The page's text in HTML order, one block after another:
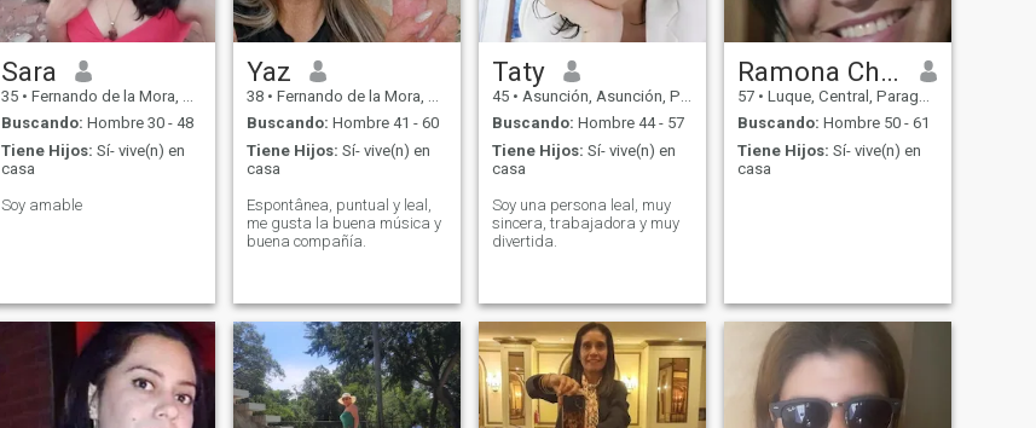
Sara
35 • Fernando de la Mora, Central, Paraguay
Buscando: Hombre 30 - 48
Tiene Hijos: Sí- vive(n) en
casa
Soy amable
Yaz
38 • Fernando de la Mora, Central, Paraguay
Buscando: Hombre 41 - 60
Tiene Hijos: Sí- vive(n) en
casa
Espontânea, puntual y leal,
me gusta la buena música y
buena compañía.
Taty
45 • Asunción, Asunción, Paraguay
Buscando: Hombre 44 - 57
Tiene Hijos: Sí- vive(n) en
casa
Soy una persona leal, muy
sincera, trabajadora y muy
divertida.
Ramona Chamorro
57 • Luque, Central, Paraguay
Buscando: Hombre 50 - 61
Tiene Hijos: Sí- vive(n) en
casa